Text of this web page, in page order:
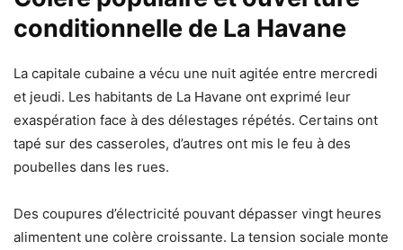
conditionnelle de La Havane
La capitale cubaine a vécu une nuit agitée entre mercredi
et jeudi. Les habitants de La Havane ont exprimé leur
exaspération face à des délestages répétés. Certains ont
tapé sur des casseroles, d’autres ont mis le feu à des
poubelles dans les rues.
Des coupures d’électricité pouvant dépasser vingt heures
alimentent une colère croissante. La tension sociale monte